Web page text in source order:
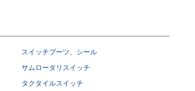
スイッチブーツ、シール
サムロータリスイッチ
タクタイルスイッチ